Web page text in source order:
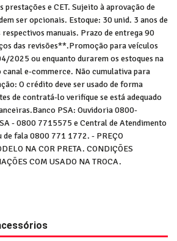
prestações e CET. Sujeito à aprovação de
ser opcionais. Estoque: 30 unid. 3 anos de
manuais. Prazo de entrega 90
das revisões**.Promoção para veículos
2025 ou enquanto durarem os estoques na
canal e-commerce. Não cumulativa para
O crédito deve ser usado de forma
de contratá-lo verifique se está adequado
PSA: Ouvidoria 0800-
- 0800 7715575 e Central de Atendimento
fala 0800 771 1772. - PREÇO
NA COR PRETA. CONDIÇÕES
COM USADO NA TROCA.